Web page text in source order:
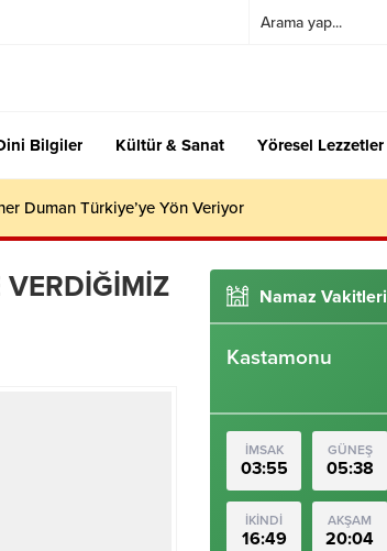
Bilgiler Kültür & Sanat Yöresel Lezzetler
Duman Türkiye’ye Yön Veriyor
Namaz Vakitleri
Kastamonu
İMSAK
03:55
GÜNEŞ
05:38
İKİNDİ
16:49
AKŞAM
20:04